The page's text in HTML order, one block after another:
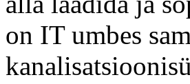
on IT umbes